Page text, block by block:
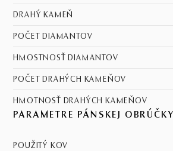
DRAHÝ KAMEŇ
POČET DIAMANTOV
HMOSTNOSŤ DIAMANTOV
POČET DRAHÝCH KAMEŇOV
HMOTNOSŤ DRAHÝCH KAMEŇOV
PARAMETRE PÁNSKEJ OBRÚČKY
POUŽITÝ KOV